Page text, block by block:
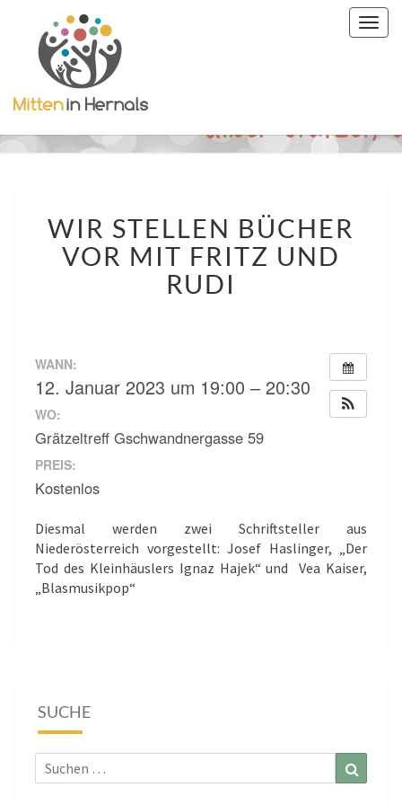
STELLEN
BÜCHER
VOR
MIT
WIR STELLEN BÜCHER
VOR MIT FRITZ UND
RUDI
WANN:
12. Januar 2023 um 19:00 – 20:30
WO:
Grätzeltreff Gschwandnergasse 59
PREIS:
Kostenlos
Diesmal werden zwei Schriftsteller aus
Niederösterreich vorgestellt: Josef Haslinger, „Der
Tod des Kleinhäuslers Ignaz Hajek“ und Vea Kaiser,
„Blasmusikpop“
SUCHE
Suchen
nach: